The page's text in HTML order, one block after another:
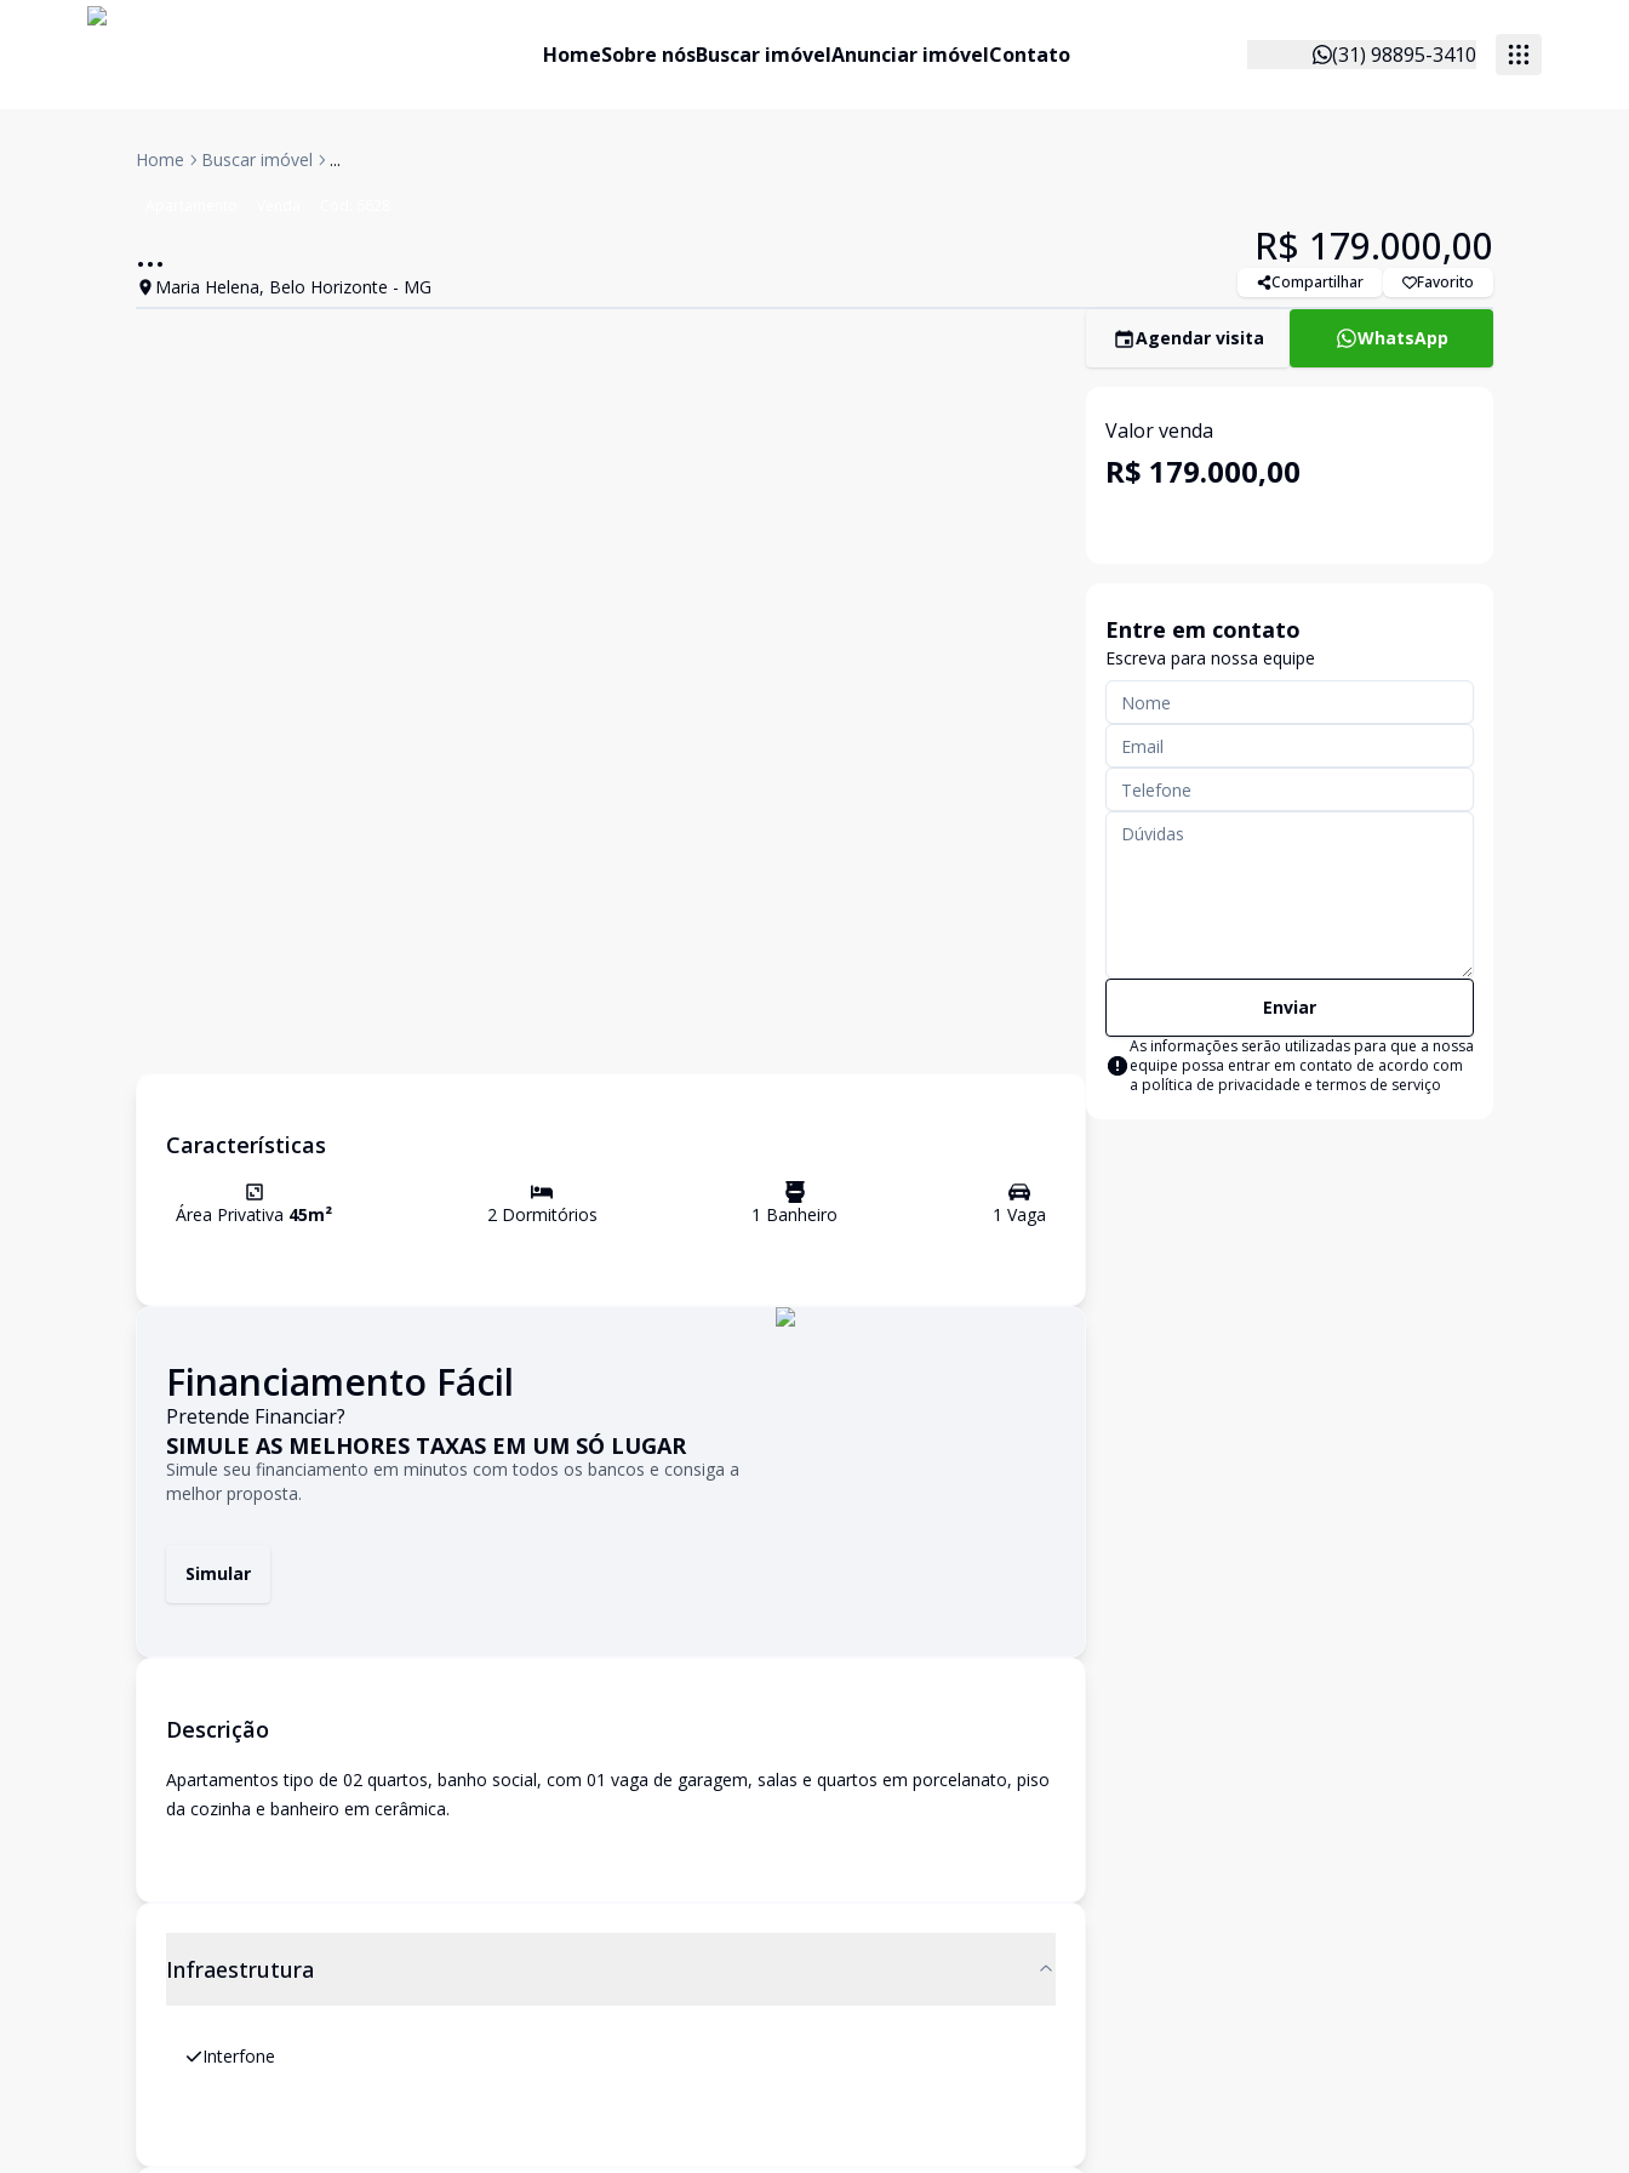
HomeSobre nósBuscar imóvelAnunciar imóvelContato (31) 98895-3410
Home Buscar imóvel ...
...
Maria Helena, Belo Horizonte - MG
R$ 179.000,00
Compartilhar Favorito
Características
Área Privativa 45m² 2Dormitórios 1 Banheiro 1 Vaga
Financiamento Fácil
Pretende Financiar?
SIMULE AS MELHORES TAXAS EM UM SÓ LUGAR
Simule seu financiamento em minutos com todos os bancos e consiga a
melhor proposta.
Simular
Descrição
Apartamentos tipo de 02 quartos, banho social, com 01 vaga de garagem, salas e quartos em porcelanato, piso
da cozinha e banheiro em cerâmica.
Infraestrutura
Interfone
Agendar visita WhatsApp
Valor venda
R$ 179.000,00
Entre em contato
Escreva para nossa equipe
Enviar
As informações serão utilizadas para que a nossa
equipe possa entrar em contato de acordo com
a política de privacidade e termos de serviço